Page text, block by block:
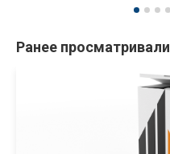
Ранее просматривали